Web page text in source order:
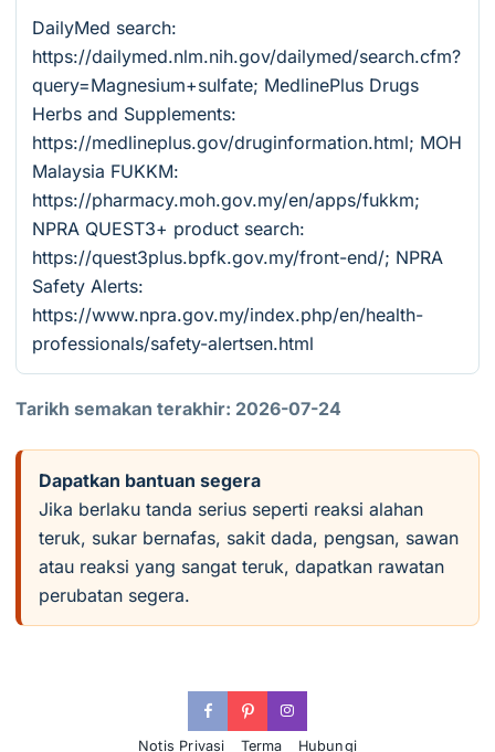
DailyMed search:
https://dailymed.nlm.nih.gov/dailymed/search.cfm?
query=Magnesium+sulfate; MedlinePlus Drugs
Herbs and Supplements:
https://medlineplus.gov/druginformation.html; MOH
Malaysia FUKKM:
https://pharmacy.moh.gov.my/en/apps/fukkm;
NPRA QUEST3+ product search:
https://quest3plus.bpfk.gov.my/front-end/; NPRA
Safety Alerts:
https://www.npra.gov.my/index.php/en/health-
professionals/safety-alertsen.html
Tarikh semakan terakhir: 2026-07-24
Dapatkan bantuan segera
Jika berlaku tanda serius seperti reaksi alahan
teruk, sukar bernafas, sakit dada, pengsan, sawan
atau reaksi yang sangat teruk, dapatkan rawatan
perubatan segera.
Notis Privasi Terma Hubungi